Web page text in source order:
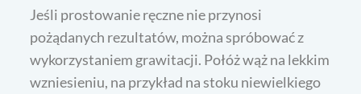
Jeśli prostowanie ręczne nie przynosi
pożądanych rezultatów, można spróbować z
wykorzystaniem grawitacji. Połóż wąż na lekkim
wzniesieniu, na przykład na stoku niewielkiego